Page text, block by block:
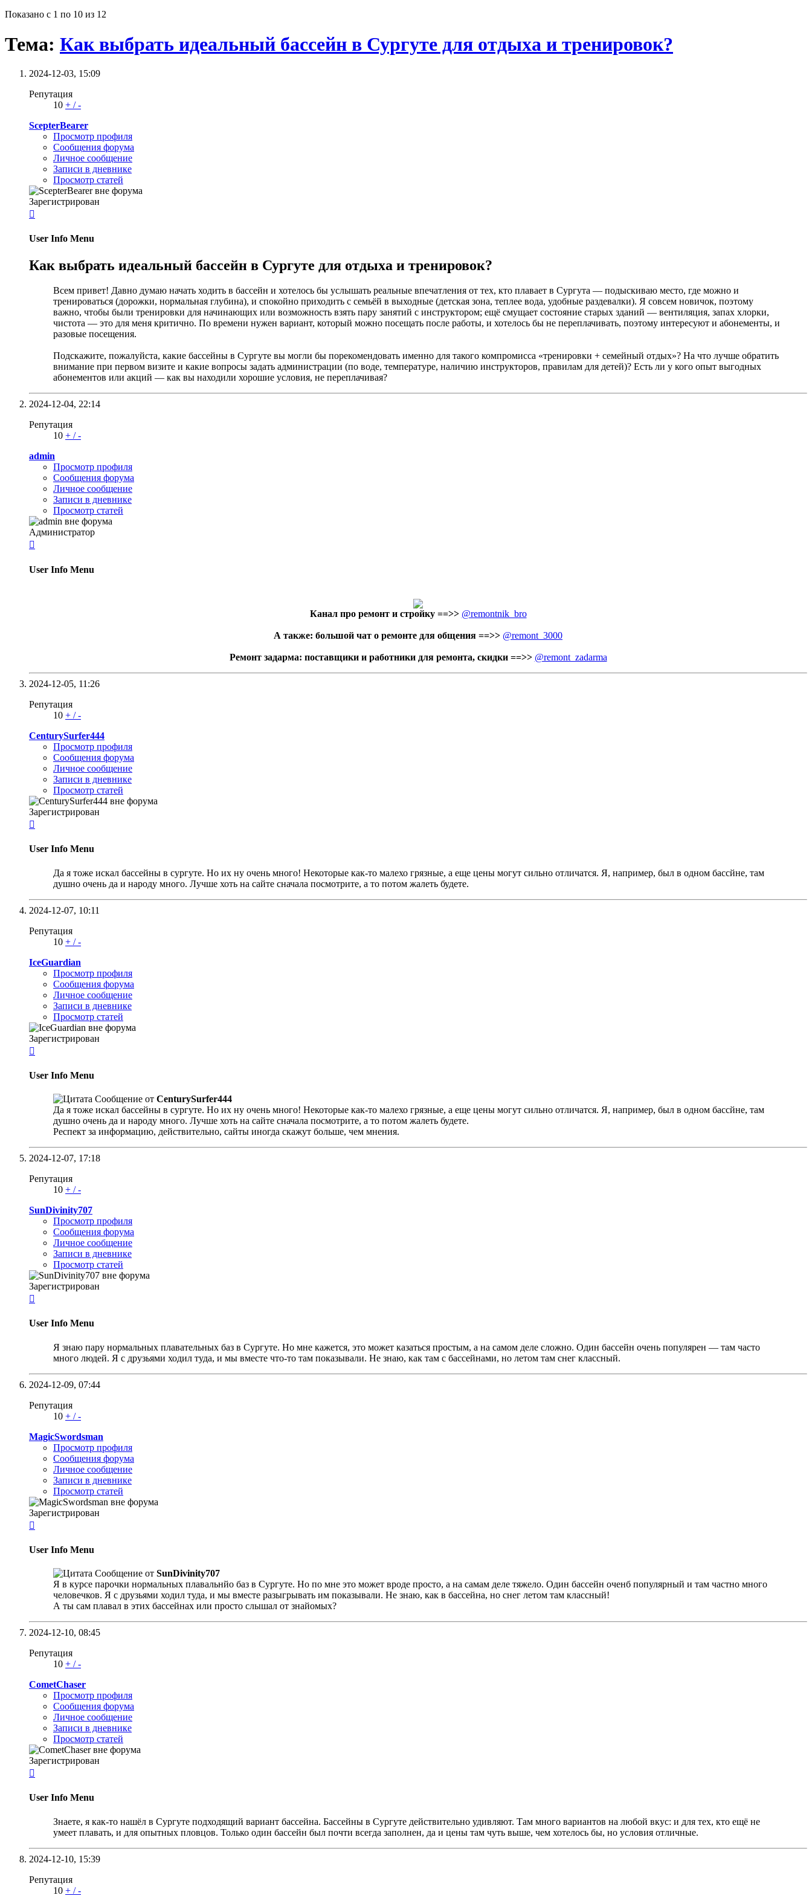
Показано с 1 по 10 из 12
Тема: Как выбрать идеальный бассейн в Сургуте для отдыха и тренировок?
2024-12-03, 15:09
Репутация
10 + /-
ScepterBearer
Просмотр профиля
Сообщения форума
Личное сообщение
Записи в дневнике
Просмотр статей
Зарегистрирован

User Info Menu
Как выбрать идеальный бассейн в Сургуте для отдыха и тренировок?
Всем привет! Давно думаю начать ходить в бассейн и хотелось бы услышать реальные впечатления от тех, кто плавает в Сургута — подыскиваю место, где можно и
тренироваться (дорожки, нормальная глубина), и спокойно приходить с семьёй в выходные (детская зона, теплее вода, удобные раздевалки). Я совсем новичок, поэтому
важно, чтобы были тренировки для начинающих или возможность взять пару занятий с инструктором; ещё смущает состояние старых зданий — вентиляция, запах хлорки,
чистота — это для меня критично. По времени нужен вариант, который можно посещать после работы, и хотелось бы не переплачивать, поэтому интересуют и абонементы, и
разовые посещения.
Подскажите, пожалуйста, какие бассейны в Сургуте вы могли бы порекомендовать именно для такого компромисса «тренировки + семейный отдых»? На что лучше обратить
внимание при первом визите и какие вопросы задать администрации (по воде, температуре, наличию инструкторов, правилам для детей)? Есть ли у кого опыт выгодных
абонементов или акций — как вы находили хорошие условия, не переплачивая?
2024-12-04, 22:14
Репутация
10 + /-
admin
Просмотр профиля
Сообщения форума
Личное сообщение
Записи в дневнике
Просмотр статей
Администратор

User Info Menu
Канал про ремонт и стройку ==>> @remontnik_bro
А также: большой чат о ремонте для общения ==>> @remont_3000
Ремонт задарма: поставщики и работники для ремонта, скидки ==>> @remont_zadarma
2024-12-05, 11:26
Репутация
10 + /-
CenturySurfer444
Просмотр профиля
Сообщения форума
Личное сообщение
Записи в дневнике
Просмотр статей
Зарегистрирован

User Info Menu
Да я тоже искал бассейны в сургуте. Но их ну очень много! Некоторые как-то малехо грязные, а еще цены могут сильно отличатся. Я, например, был в одном бассйне, там
душно очень да и народу много. Лучше хоть на сайте сначала посмотрите, а то потом жалеть будете.
2024-12-07, 10:11
Репутация
10 + /-
IceGuardian
Просмотр профиля
Сообщения форума
Личное сообщение
Записи в дневнике
Просмотр статей
Зарегистрирован

User Info Menu
Сообщение от CenturySurfer444
Да я тоже искал бассейны в сургуте. Но их ну очень много! Некоторые как-то малехо грязные, а еще цены могут сильно отличатся. Я, например, был в одном бассйне, там
душно очень да и народу много. Лучше хоть на сайте сначала посмотрите, а то потом жалеть будете.
Респект за информацию, действительно, сайты иногда скажут больше, чем мнения.
2024-12-07, 17:18
Репутация
10 + /-
SunDivinity707
Просмотр профиля
Сообщения форума
Личное сообщение
Записи в дневнике
Просмотр статей
Зарегистрирован

User Info Menu
Я знаю пару нормальных плавательных баз в Сургуте. Но мне кажется, это может казаться простым, а на самом деле сложно. Один бассейн очень популярен — там часто
много людей. Я с друзьями ходил туда, и мы вместе что-то там показывали. Не знаю, как там с бассейнами, но летом там снег классный.
2024-12-09, 07:44
Репутация
10 + /-
MagicSwordsman
Просмотр профиля
Сообщения форума
Личное сообщение
Записи в дневнике
Просмотр статей
Зарегистрирован

User Info Menu
Сообщение от SunDivinity707
Я в курсе парочки нормальных плавальнйо баз в Сургуте. Но по мне это может вроде просто, а на самам деле тяжело. Один бассейн оченб популярный и там частно много
человечков. Я с друзьями ходил туда, и мы вместе разыгрывать им показывали. Не знаю, как в бассейна, но снег летом там классный!
А ты сам плавал в этих бассейнах или просто слышал от знайомых?
2024-12-10, 08:45
Репутация
10 + /-
CometChaser
Просмотр профиля
Сообщения форума
Личное сообщение
Записи в дневнике
Просмотр статей
Зарегистрирован

User Info Menu
Знаете, я как-то нашёл в Сургуте подходящий вариант бассейна. Бассейны в Сургуте действительно удивляют. Там много вариантов на любой вкус: и для тех, кто ещё не
умеет плавать, и для опытных пловцов. Только один бассейн был почти всегда заполнен, да и цены там чуть выше, чем хотелось бы, но условия отличные.
2024-12-10, 15:39
Репутация
10 + /-